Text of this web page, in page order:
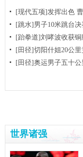
[现代五项]发挥出色
[跳水]男子10米跳台决
[跆拳道]刘哮波收获
[田径]切阳什姐20公
[田径]奥运男子五十
世界诸强